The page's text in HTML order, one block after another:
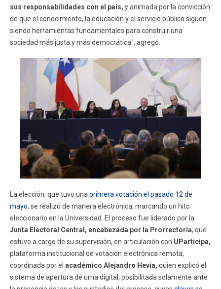
sus responsabilidades con el país, y animada por la convicción
de que el conocimiento, la educación y el servicio público siguen
siendo herramientas fundamentales para construir una
sociedad más justa y más democrática", agregó.
La elección, que tuvo una primera votación el pasado 12 de
mayo, se realizó de manera electrónica, marcando un hito
eleccionario en la Universidad. El proceso fue liderado por la
Junta Electoral Central, encabezada por la Prorrectoría, que
estuvo a cargo de su supervisión, en articulación con UParticipa,
plataforma institucional de votación electrónica remota,
coordinada por el académico Alejandro Hevia, quien explicó el
sistema de apertura de urna digital, posibilitada solamente ante